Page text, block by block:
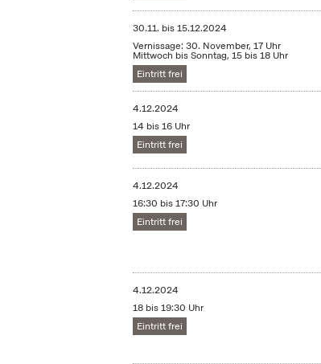
30.11. bis15.12.2024
Vernissage: 30. November, 17 Uhr
Mittwoch bis Sonntag, 15 bis 18 Uhr
Eintritt frei
4.12.2024
14 bis 16 Uhr
Eintritt frei
4.12.2024
16:30 bis 17:30 Uhr
Eintritt frei
4.12.2024
18 bis 19:30 Uhr
Eintritt frei